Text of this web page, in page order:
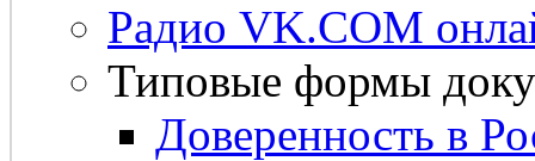
Радио VK.COM
Типовые формы
Доверенность в